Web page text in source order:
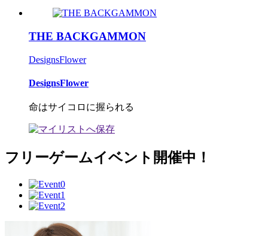
THE BACKGAMMON
DesignsFlower
DesignsFlower
命はサイコロに握られる
フリーゲームイベント開催中！